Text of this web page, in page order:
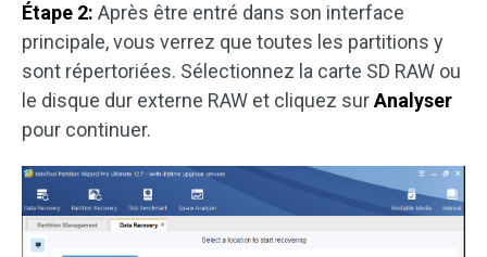
Étape 2: Après être entré dans son interface
principale, vous verrez que toutes les partitions y
sont répertoriées. Sélectionnez la carte SD RAW ou
le disque dur externe RAW et cliquez surAnalyser
pour continuer.